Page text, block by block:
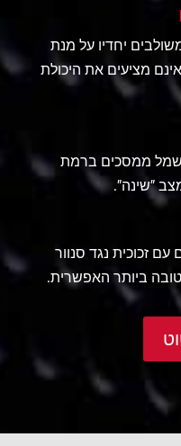
יחדיו על מנת
מציעים את היכולת
ממסכים ברמת
"שינה".
זכוכית נגד סנוור
ביותר האפשרית.